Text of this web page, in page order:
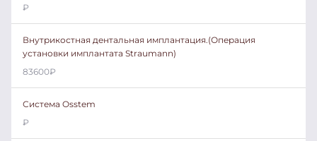
₽
Внутрикостная дентальная имплантация.(Операция
установки имплантата Straumann)
83600₽
Система Osstem
₽